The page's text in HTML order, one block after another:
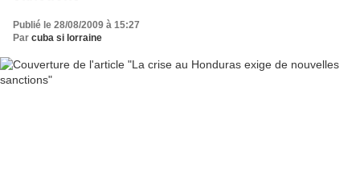
Publié le 28/08/2009 à 15:27
Par cuba si lorraine